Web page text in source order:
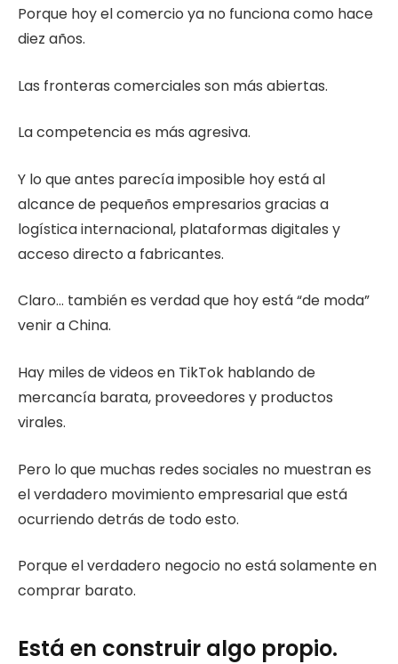
Porque hoy el comercio ya no funciona como hace
diez años.
Las fronteras comerciales son más abiertas.
La competencia es más agresiva.
Y lo que antes parecía imposible hoy está al
alcance de pequeños empresarios gracias a
logística internacional, plataformas digitales y
acceso directo a fabricantes.
Claro… también es verdad que hoy está “de moda”
venir a China.
Hay miles de videos en TikTok hablando de
mercancía barata, proveedores y productos
virales.
Pero lo que muchas redes sociales no muestran es
el verdadero movimiento empresarial que está
ocurriendo detrás de todo esto.
Porque el verdadero negocio no está solamente en
comprar barato.
Está en construir algo propio.